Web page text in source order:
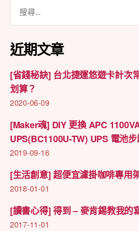
關
鍵
字:
近期文章
[省錢秘訣] 台北捷運悠遊卡計次
划算？
2020-06-09
[Maker魂] DIY 更換 APC
UPS(BC1100U-TW) UPS 電池
2019-09-16
[生活創意] 超便宜濾掛咖啡專用
2018-01-01
[讀書心得] 得到 – 麥肯錫教我的
2017-11-01